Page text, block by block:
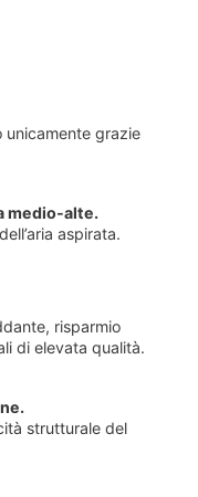
unicamente grazie
medio-alte.
aspirata.
risparmio
di elevata qualità.
strutturale del